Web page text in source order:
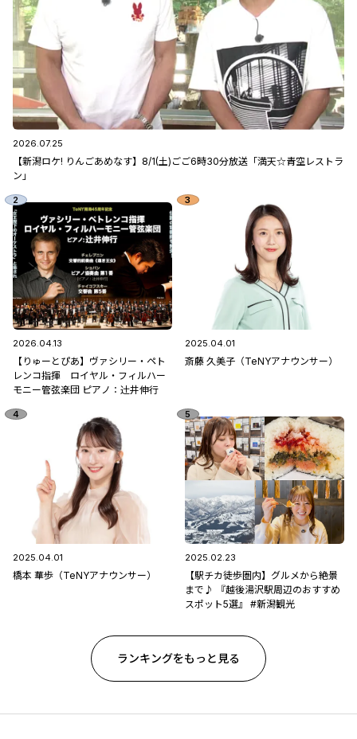
2026.07.25
【新潟ロケ! りんごあめなす】8/1(土)ごご6時30分放送「満天☆青空レストラ
ン」
2026.04.13
【りゅーとぴあ】ヴァシリー・ペト
レンコ指揮 ロイヤル・フィルハー
モニー管弦楽団 ピアノ：辻󠄀井伸行
2025.04.01
斎藤 久美子（TeNYアナウンサー）
2025.04.01
橋本 華歩（TeNYアナウンサー）
2025.02.23
【駅チカ徒歩圏内】グルメから絶景
まで♪ 『越後湯沢駅周辺のおすすめ
スポット5選』 #新潟観光
ランキングをもっと見る